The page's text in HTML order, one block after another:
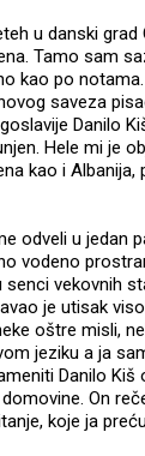
u danski
Tamo sam
kao po
saveza
Danilo
Hele mi je
kao i
odveli u jedan
vodeno
vekovnih
je utisak
oštre misli,
jeziku a ja
Danilo
On
koje ja